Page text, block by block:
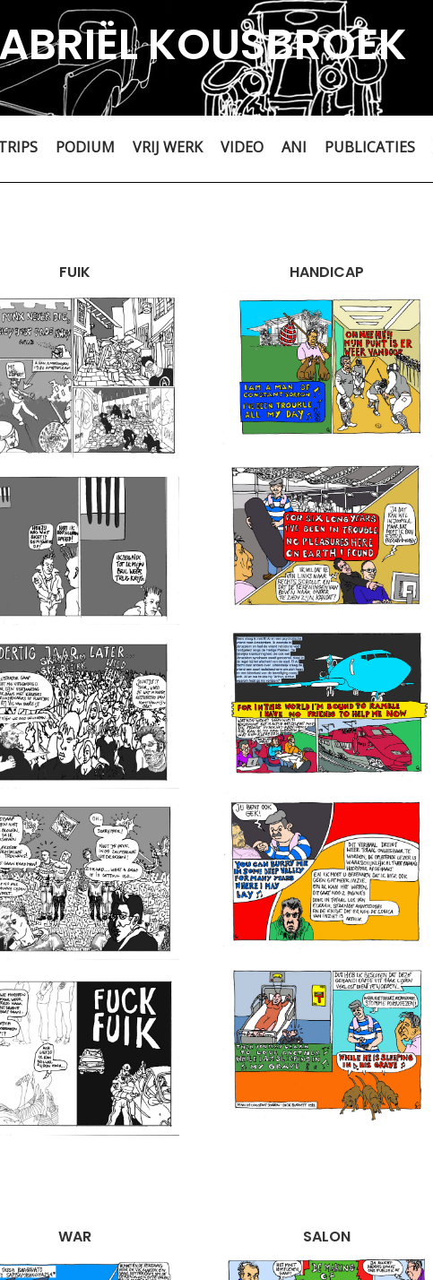
KOUSBROEK
PODIUM VRIJ WERK VIDEO ANI PUBLICATIES
FUIK HANDICAP
WAR SALON